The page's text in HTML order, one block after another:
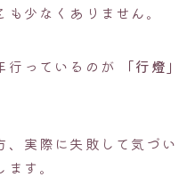
少なくありません。
行っているのが
「行燈」
、実際に失敗して気づい
す。